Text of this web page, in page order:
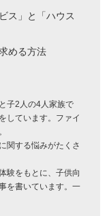
ス」と「ハウス
める方法
子2人の4人家族で
しています。ファイ
関する悩みがたくさ
験をもとに、子供向
を書いています。一